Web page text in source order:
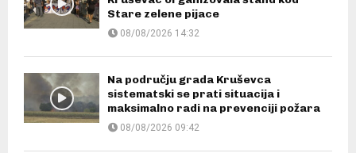
Stare zelene pijace
08/08/2026 14:32
Na području grada Kruševca
sistematski se prati situacija i
maksimalno radi na prevenciji požara
08/08/2026 09:42